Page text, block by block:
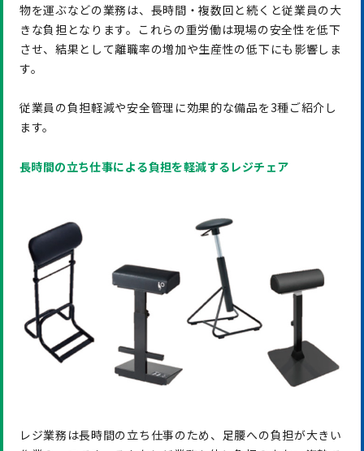
物を運ぶなどの業務は、長時間・複数回と続くと従業員の大
きな負担となります。これらの重労働は現場の安全性を低下
させ、結果として離職率の増加や生産性の低下にも影響しま
す。
従業員の負担軽減や安全管理に効果的な備品を3種ご紹介し
ます。
長時間の立ち仕事による負担を軽減するレジチェア
レジ業務は長時間の立ち仕事のため、足腰への負担が大きい